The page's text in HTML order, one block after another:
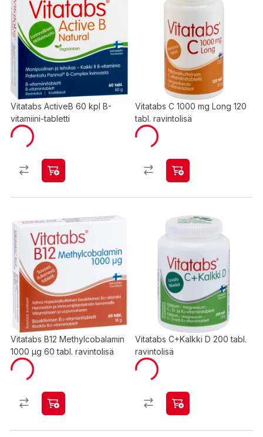
Vitatabs ActiveB 60 kpl B-
vitamiini-tabletti
Vitatabs C 1000 mg Long 120
tabl. ravintolisä
Vitatabs B12 Methylcobalamin
1000 µg 60 tabl. ravintolisä
Vitatabs C+Kalkki D 200 tabl.
ravintolisä